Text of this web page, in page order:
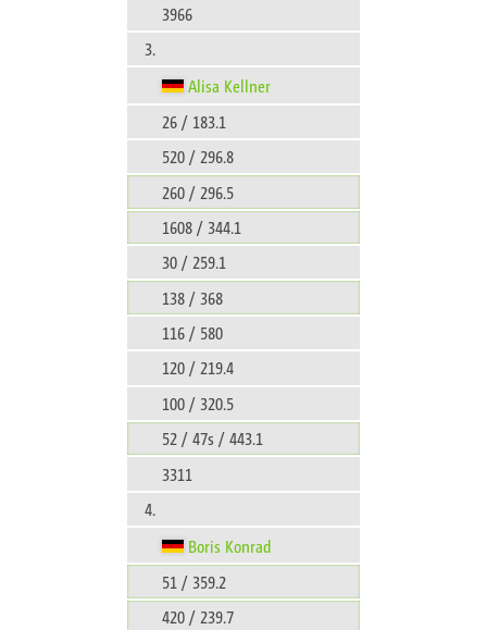
3966
3.
Alisa Kellner
26 / 183.1
520 / 296.8
260 / 296.5
1608 / 344.1
30 / 259.1
138 / 368
116 / 580
120 / 219.4
100 / 320.5
52 / 47s / 443.1
3311
4.
Boris Konrad
51 / 359.2
420 / 239.7